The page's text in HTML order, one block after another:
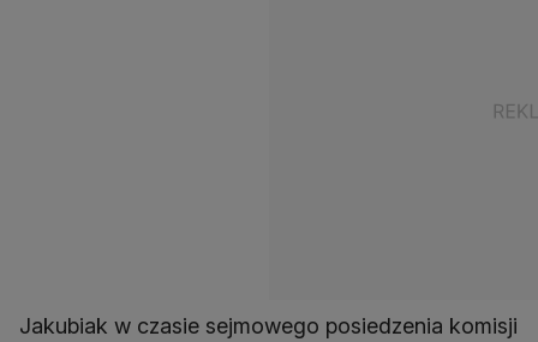
Jakubiak w czasie sejmowego posiedzenia komisji